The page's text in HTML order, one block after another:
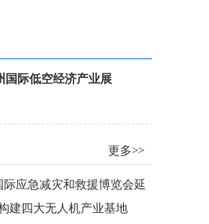
国际低空经济产业展
更多>>
应急减灾和救援博览会延
建四大无人机产业基地